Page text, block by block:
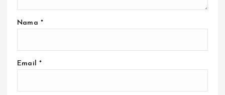
Nama*
Email*